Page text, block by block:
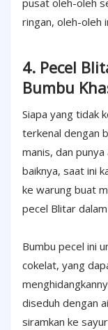
pusat oleh-oleh
ringan, oleh-oleh
4. Pecel
Bumbu
Siapa yang tidak
terkenal dengan
manis, dan
baiknya, saat ini
ke warung buat
pecel Blitar
Bumbu pecel ini
cokelat, yang
diseduh dengan
siramkan ke